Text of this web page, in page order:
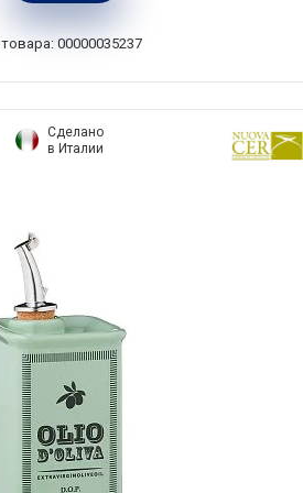
00000035237
Сделано
в Италии